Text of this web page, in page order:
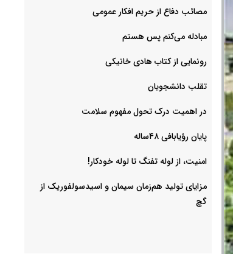
مصائب دفاع از حریم افکار عمومی
مبادله می‌کنم پس هستم
رونمایی از کتاب هادی خانیکی
‌تقلب دانشجویان
در اهمیت درک تحول مفهوم سلامت
پایان رؤیابافی ۴۸ساله
امنیت، از لوله تفنگ تا ‌لوله خودکار!
مزایای تولید هم‌زمان سیمان و اسیدسولفوریک از
گچ